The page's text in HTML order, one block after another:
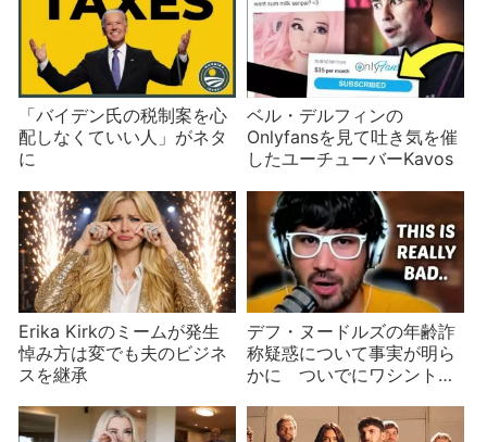
「バイデン氏の税制案を心
配しなくていい人」がネタ
に
ベル・デルフィンの
Onlyfansを見て吐き気を催
したユーチューバーKavos
Erika Kirkのミームが発生
悼み方は変でも夫のビジネ
スを継承
デフ・ヌードルズの年齢詐
称疑惑について事実が明ら
かに ついでにワシントン